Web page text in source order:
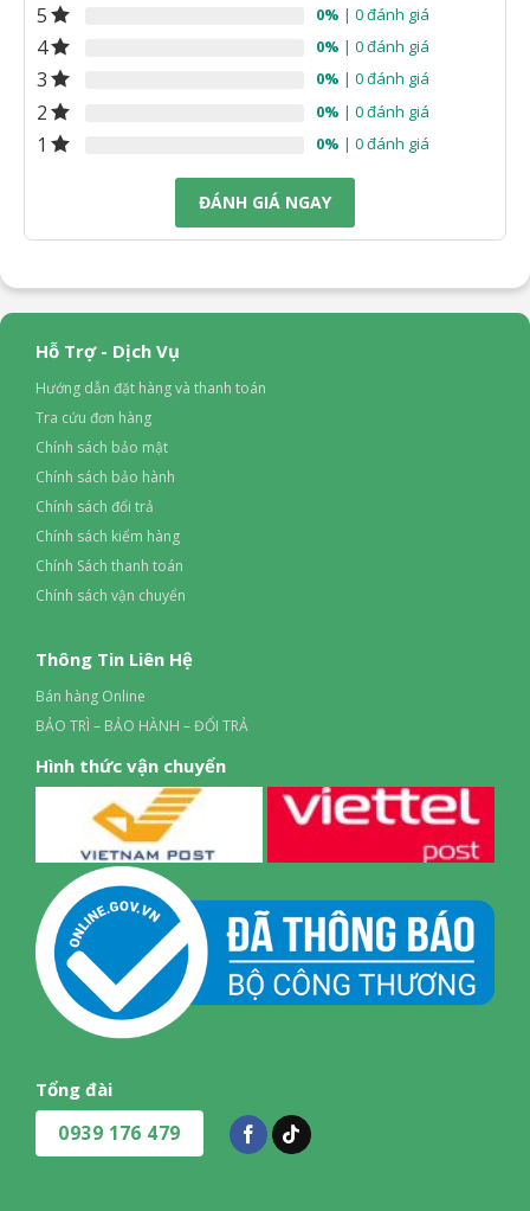
5 0% | 0 đánh giá
4 0% | 0 đánh giá
3 0% | 0 đánh giá
2 0% | 0 đánh giá
1 0% | 0 đánh giá
ĐÁNH GIÁ NGAY
Hỗ Trợ - Dịch Vụ
Hướng dẫn đặt hàng và thanh toán
Tra cứu đơn hàng
Chính sách bảo mật
Chính sách bảo hành
Chính sách đổi trả
Chính sách kiểm hàng
Chính Sách thanh toán
Chính sách vận chuyển
Thông Tin Liên Hệ
Bán hàng Online
BẢO TRÌ – BẢO HÀNH – ĐỔI TRẢ
Hình thức vận chuyển
Tổng đài
0939 176 479